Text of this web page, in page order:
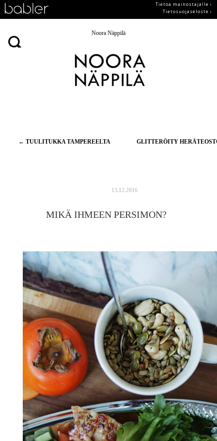
Tietoa mainostajalle ›
Tietosuojaseloste ›
Noora Näppilä
Artikkelien
← TUULITUKKA TAMPEREELTA GLITTERÖITY
13.12.2016
MIKÄ IHMEEN PERSIMON?